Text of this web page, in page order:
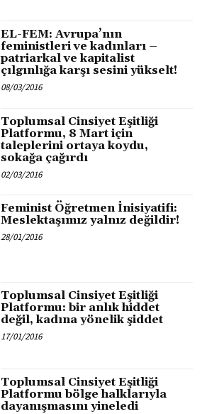
EL-FEM: Avrupa’nın
feministleri ve kadınları –
patriarkal ve kapitalist
çılgınlığa karşı sesini yükselt!
08/03/2016
Toplumsal Cinsiyet Eşitliği
Platformu, 8 Mart için
taleplerini ortaya koydu,
sokağa çağırdı
02/03/2016
Feminist Öğretmen İnisiyatifi:
Meslektaşımız yalnız değildir!
28/01/2016
Toplumsal Cinsiyet Eşitliği
Platformu: bir anlık hiddet
değil, kadına yönelik şiddet
17/01/2016
Toplumsal Cinsiyet Eşitliği
Platformu bölge halklarıyla
dayanışmasını yineledi